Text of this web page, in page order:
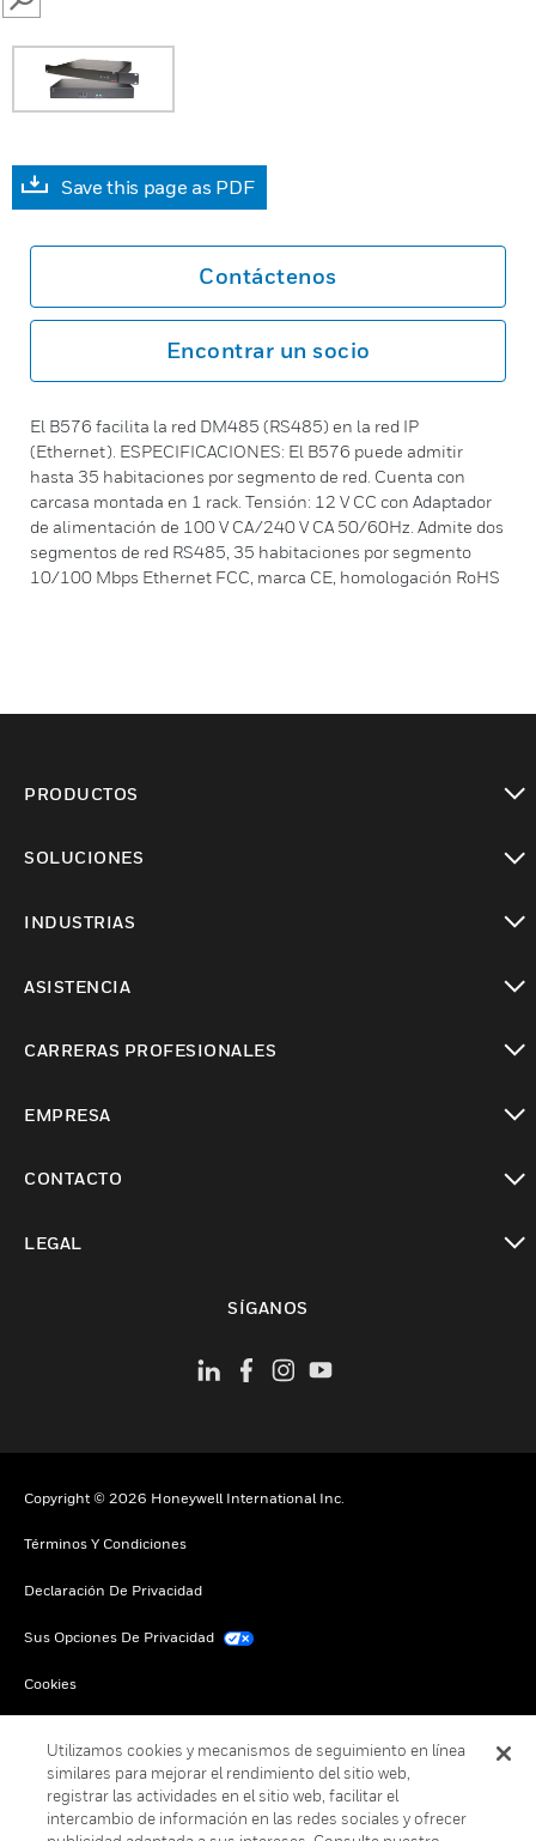
SEARCH
Save this page as PDF
Contáctenos
Encontrar un socio
El B576 facilita la red DM485 (RS485) en la red IP
(Ethernet). ESPECIFICACIONES: El B576 puede admitir
hasta 35 habitaciones por segmento de red. Cuenta con
carcasa montada en 1 rack. Tensión: 12 V CC con Adaptador
de alimentación de 100 V CA/240 V CA 50/60Hz. Admite dos
segmentos de red RS485, 35 habitaciones por segmento
10/100 Mbps Ethernet FCC, marca CE, homologación RoHS
PRODUCTOS
SOLUCIONES
INDUSTRIAS
ASISTENCIA
CARRERAS PROFESIONALES
EMPRESA
CONTACTO
LEGAL
SÍGANOS
Copyright © 2026 Honeywell International Inc.
Términos Y Condiciones
Declaración De Privacidad
Sus Opciones De Privacidad
Cookies
Utilizamos cookies y mecanismos de seguimiento en línea
similares para mejorar el rendimiento del sitio web,
registrar las actividades en el sitio web, facilitar el
intercambio de información en las redes sociales y ofrecer